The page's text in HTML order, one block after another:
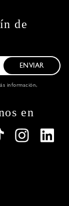
de
ENVIAR
información,
en